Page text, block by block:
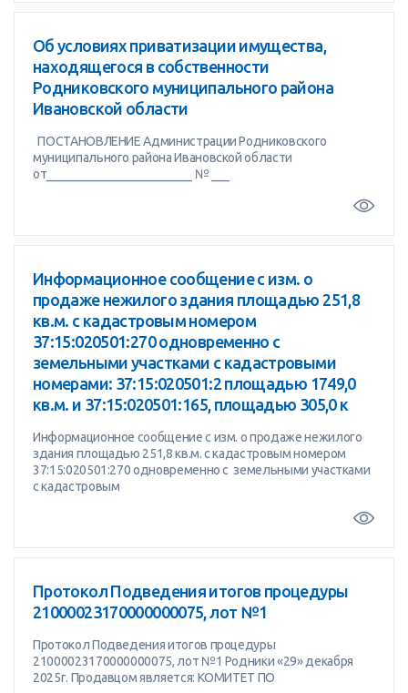
Об условиях приватизации имущества,
находящегося в собственности
Родниковского муниципального района
Ивановской области
ПОСТАНОВЛЕНИЕ Администрации Родниковского
муниципального района Ивановской области
от________________________ № ___
Информационное сообщение с изм. о
продаже нежилого здания площадью 251,8
кв.м. с кадастровым номером
37:15:020501:270 одновременно с
земельными участками с кадастровыми
номерами: 37:15:020501:2 площадью 1749,0
кв.м. и 37:15:020501:165, площадью 305,0 к
Информационное сообщение с изм. о продаже нежилого
здания площадью 251,8 кв.м. с кадастровым номером
37:15:020501:270 одновременно с земельными участками
с кадастровым
Протокол Подведения итогов процедуры
21000023170000000075, лот №1
Протокол Подведения итогов процедуры
21000023170000000075, лот №1 Родники «29» декабря
2025г. Продавцом является: КОМИТЕТ ПО